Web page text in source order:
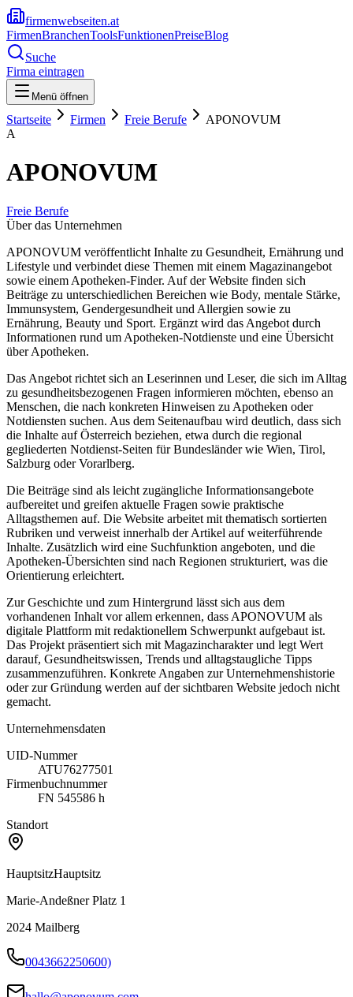
firmenwebseiten.at
FirmenBranchenToolsFunktionenPreiseBlog
Suche
Firma eintragen
Menü öffnen
Startseite Firmen Freie Berufe
APONOVUM
A
APONOVUM
Freie Berufe
Über das Unternehmen
APONOVUM veröffentlicht Inhalte zu Gesundheit, Ernährung und
Lifestyle und verbindet diese Themen mit einem Magazinangebot
sowie einem Apotheken-Finder. Auf der Website finden sich
Beiträge zu unterschiedlichen Bereichen wie Body, mentale Stärke,
Immunsystem, Gendergesundheit und Allergien sowie zu
Ernährung, Beauty und Sport. Ergänzt wird das Angebot durch
Informationen rund um Apotheken-Notdienste und eine Übersicht
über Apotheken.
Das Angebot richtet sich an Leserinnen und Leser, die sich im Alltag
zu gesundheitsbezogenen Fragen informieren möchten, ebenso an
Menschen, die nach konkreten Hinweisen zu Apotheken oder
Notdiensten suchen. Aus dem Seitenaufbau wird deutlich, dass sich
die Inhalte auf Österreich beziehen, etwa durch die regional
gegliederten Notdienst-Seiten für Bundesländer wie Wien, Tirol,
Salzburg oder Vorarlberg.
Die Beiträge sind als leicht zugängliche Informationsangebote
aufbereitet und greifen aktuelle Fragen sowie praktische
Alltagsthemen auf. Die Website arbeitet mit thematisch sortierten
Rubriken und verweist innerhalb der Artikel auf weiterführende
Inhalte. Zusätzlich wird eine Suchfunktion angeboten, und die
Apotheken-Übersichten sind nach Regionen strukturiert, was die
Orientierung erleichtert.
Zur Geschichte und zum Hintergrund lässt sich aus dem
vorhandenen Inhalt vor allem erkennen, dass APONOVUM als
digitale Plattform mit redaktionellem Schwerpunkt aufgebaut ist.
Das Projekt präsentiert sich mit Magazincharakter und legt Wert
darauf, Gesundheitswissen, Trends und alltagstaugliche Tipps
zusammenzuführen. Konkrete Angaben zur Unternehmenshistorie
oder zur Gründung werden auf der sichtbaren Website jedoch nicht
gemacht.
Unternehmensdaten
UID-Nummer
ATU76277501
Firmenbuchnummer
FN 545586 h
Standort
HauptsitzHauptsitz
Marie-Andeßner Platz 1
2024 Mailberg
0043662250600)